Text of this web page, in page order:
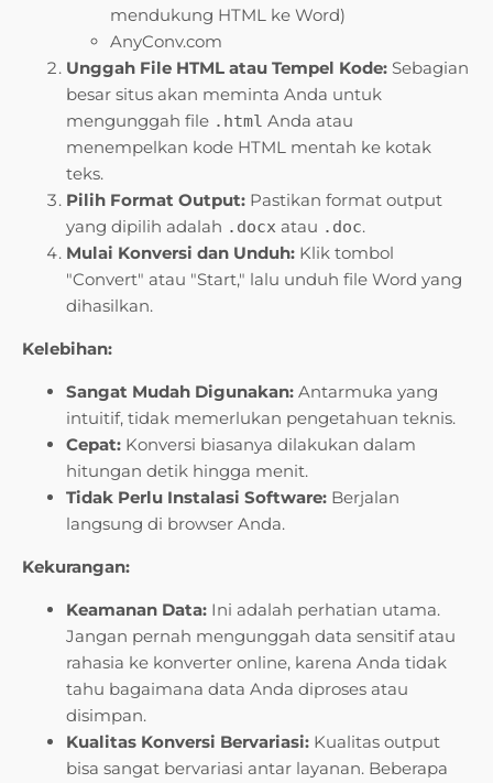
mendukung HTML ke Word)
AnyConv.com
Unggah File HTML atau Tempel Kode: Sebagian
besar situs akan meminta Anda untuk
mengunggah file .html Anda atau
menempelkan kode HTML mentah ke kotak
teks.
Pilih Format Output: Pastikan format output
yang dipilih adalah .docx atau .doc.
Mulai Konversi dan Unduh: Klik tombol
"Convert" atau "Start," lalu unduh file Word yang
dihasilkan.
Kelebihan:
Sangat Mudah Digunakan: Antarmuka yang
intuitif, tidak memerlukan pengetahuan teknis.
Cepat: Konversi biasanya dilakukan dalam
hitungan detik hingga menit.
Tidak Perlu Instalasi Software: Berjalan
langsung di browser Anda.
Kekurangan:
Keamanan Data: Ini adalah perhatian utama.
Jangan pernah mengunggah data sensitif atau
rahasia ke konverter online, karena Anda tidak
tahu bagaimana data Anda diproses atau
disimpan.
Kualitas Konversi Bervariasi: Kualitas output
bisa sangat bervariasi antar layanan. Beberapa